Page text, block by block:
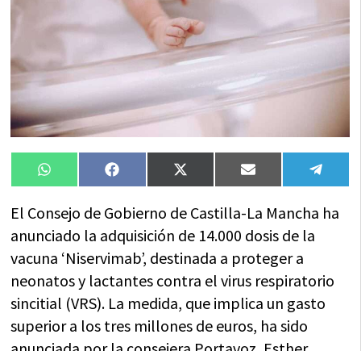
Compartir
en
WhatsAppCompartir
en
FacebookCompartir
en
X
(Twitter)
Compartir
en
Email
en
El Consejo de Gobierno de Castilla-La Mancha ha
anunciado la adquisición de 14.000 dosis de la
vacuna ‘Niservimab’, destinada a proteger a
neonatos y lactantes contra el virus respiratorio
sincitial (VRS). La medida, que implica un gasto
superior a los tres millones de euros, ha sido